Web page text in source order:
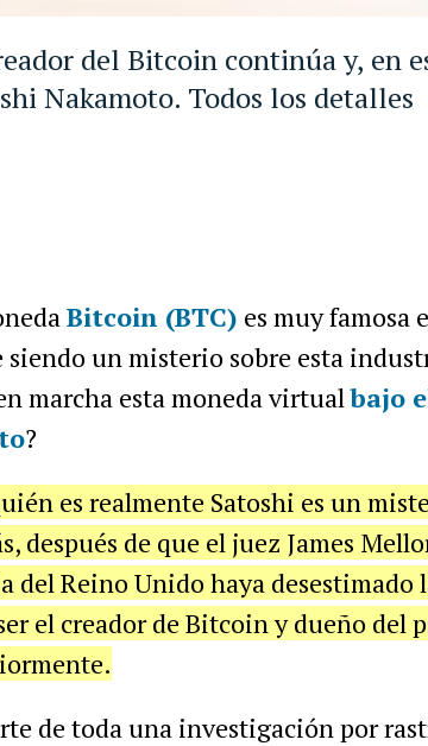
del Bitcoin continúa y, en
Nakamoto. Todos los detalles
Bitcoin (BTC) es muy famosa
siendo un misterio sobre esta
marcha esta moneda virtualbajo
?
es realmente Satoshi es un
después de que el juez James
del Reino Unido haya desestimado
el creador de Bitcoin y dueño del
de toda una investigación por